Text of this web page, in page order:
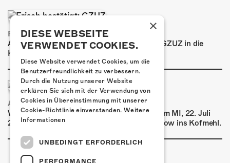
FRISCH BESTÄTIGT: GZUZ
Am Donnerstag, 29. Oktober 2026 kommt GZUZ in die
Kulturfabrik Kofmehl!
AIRBOURNE - SPECIAL SUMMER SHOW
Wow, das ist ein Ding! Airbourne kommen am MI, 22. Juli
2026 für eine exklusive Special Summer Show ins Kofmehl.
×
DIESE WEBSEITE
VERWENDET COOKIES.
Diese Website verwendet Cookies, um die
Benutzerfreundlichkeit zu verbessern.
Durch die Nutzung unserer Website
erklären Sie sich mit der Verwendung von
Cookies in Übereinstimmung mit unserer
Cookie-Richtlinie einverstanden. Weitere
Informationen
UNBEDINGT ERFORDERLICH
PERFORMANCE